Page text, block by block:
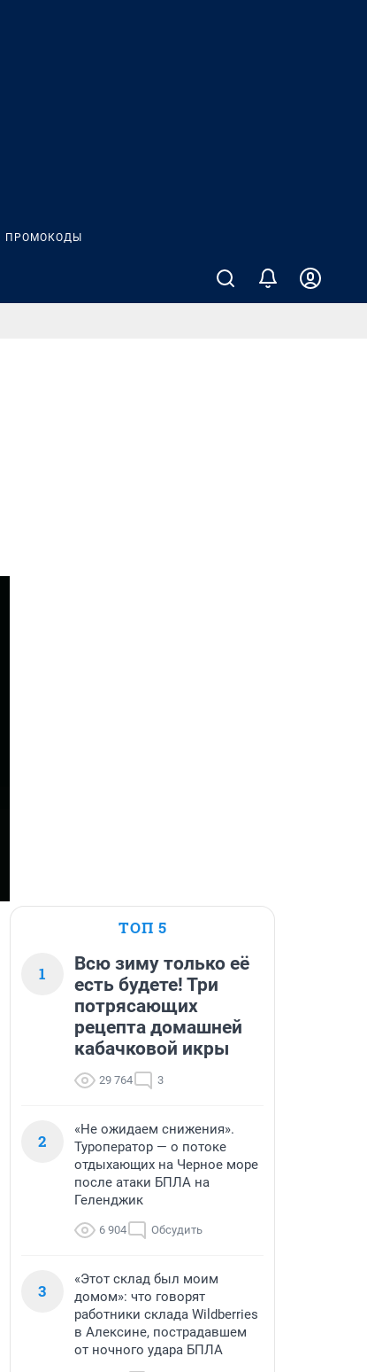
ПРОМОКОДЫ
ТОП 5
1
Всю зиму только её
есть будете! Три
потрясающих
рецепта домашней
кабачковой икры
29 764 3
2
«Не ожидаем снижения».
Туроператор — о потоке
отдыхающих на Черное море
после атаки БПЛА на
Геленджик
6 904 Обсудить
3
«Этот склад был моим
домом»: что говорят
работники склада Wildberries
в Алексине, пострадавшем
от ночного удара БПЛА